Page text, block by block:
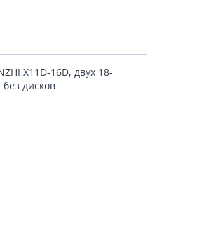
X11D-16D, двух 18-
дисков